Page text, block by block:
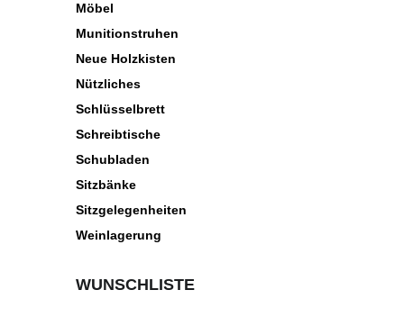
Möbel
Munitionstruhen
Neue Holzkisten
Nützliches
Schlüsselbrett
Schreibtische
Schubladen
Sitzbänke
Sitzgelegenheiten
Weinlagerung
WUNSCHLISTE